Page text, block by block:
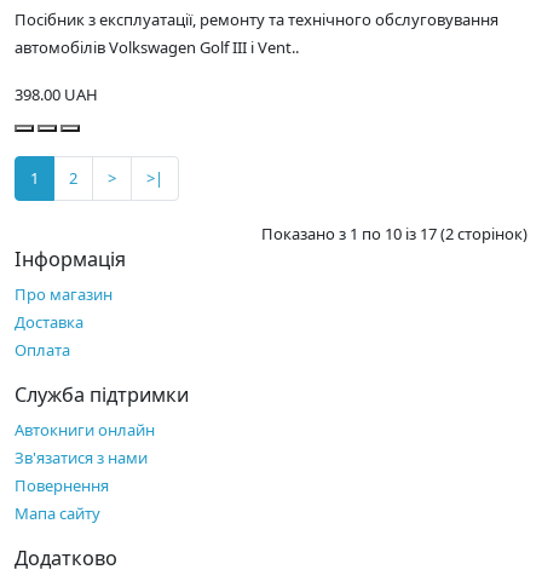
Посібник з експлуатації, ремонту та технічного обслуговування
автомобілів Volkswagen Golf III і Vent..
398.00 UAH
1 2 > >|
Показано з 1 по 10 із 17 (2 сторінок)
Інформація
Про магазин
Доставка
Оплата
Служба підтримки
Автокниги онлайн
Зв'язатися з нами
Повернення
Мапа сайту
Додатково